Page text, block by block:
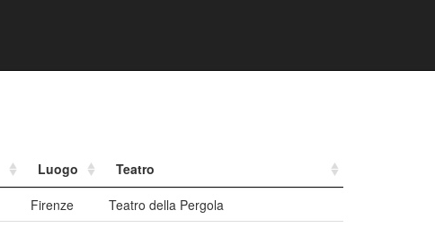
Luogo
Teatro
Firenze
Teatro della Pergola